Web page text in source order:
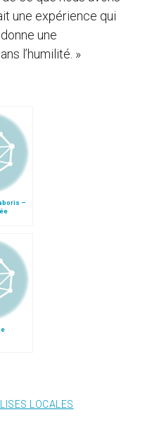
une expérience qui
une
l’humilité. »
–
LOCALES